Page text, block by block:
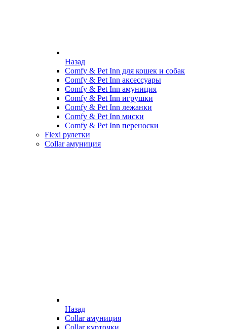
Назад
Comfy & Pet Inn для кошек и собак
Comfy & Pet Inn аксессуары
Comfy & Pet Inn амуниция
Comfy & Pet Inn игрушки
Comfy & Pet Inn лежанки
Comfy & Pet Inn миски
Comfy & Pet Inn переноски
Flexi рулетки
Collar амуниция
Назад
Collar амуниция
Collar курточки